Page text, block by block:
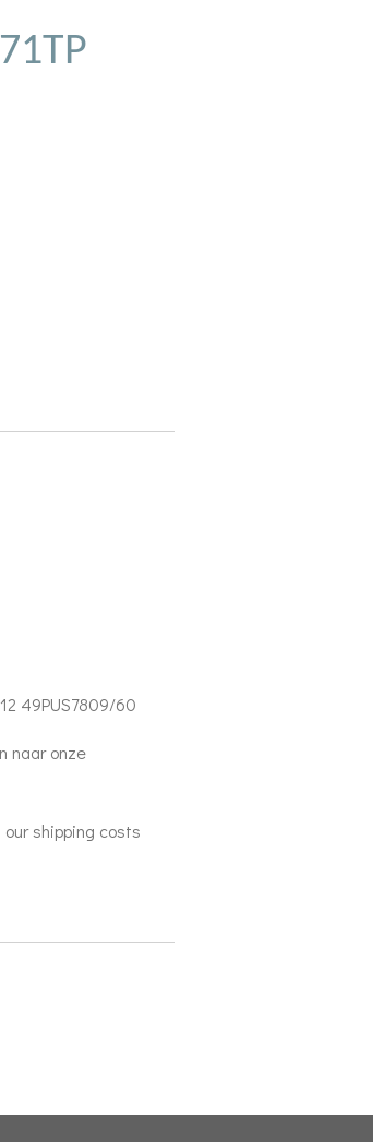
49PUS7809/60
naar onze
shipping costs